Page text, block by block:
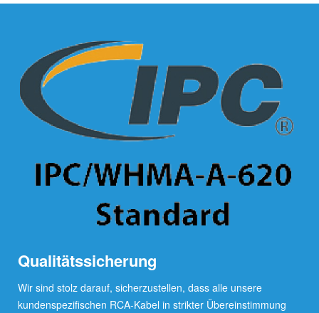
Qualitätssicherung
Wir sind stolz darauf, sicherzustellen, dass alle unsere
kundenspezifischen RCA-Kabel in strikter Übereinstimmung